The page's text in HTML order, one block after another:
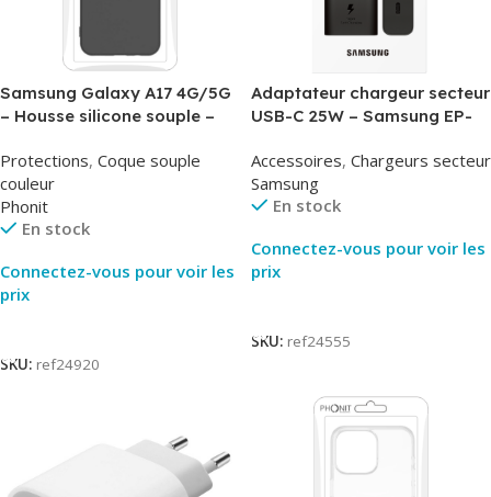
Samsung Galaxy A17 4G/5G
– Housse silicone souple –
Protections, Coque souple
couleur
Phonit
En stock
Connectez-vous pour voir les
prix
SKU: ref24920
Adaptateur chargeur secteur
USB-C 25W – Samsung EP-
Packaging Original
Accessoires, Chargeurs secteur
Samsung
En stock
Connectez-vous pour voir les
prix
SKU: ref24555